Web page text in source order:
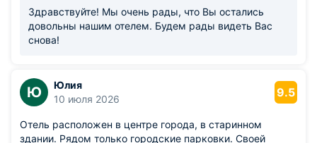
Здравствуйте! Мы очень рады, что Вы остались
довольны нашим отелем. Будем рады видеть Вас
снова!
Ю
Юлия
10 июля 2026
9.5
Отель расположен в центре города, в старинном
здании. Рядом только городские парковки. Своей